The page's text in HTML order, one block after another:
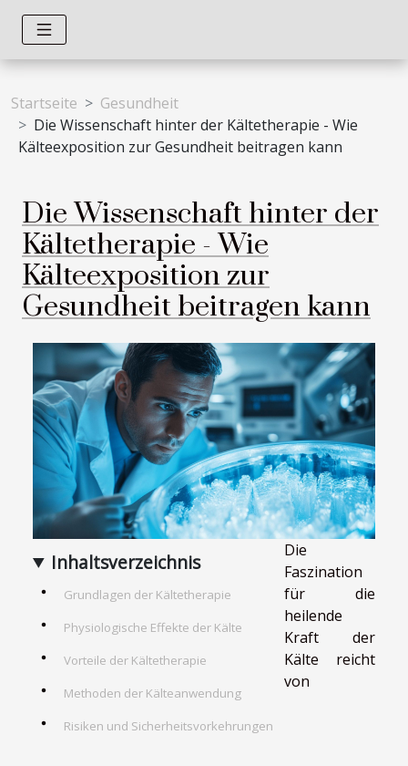
Startseite
Gesundheit
Die Wissenschaft hinter der Kältetherapie - Wie
Kälteexposition zur Gesundheit beitragen kann
Die Wissenschaft hinter der
Kältetherapie - Wie
Kälteexposition zur
Gesundheit beitragen kann
Inhaltsverzeichnis
Grundlagen der Kältetherapie
Physiologische Effekte der Kälte
Vorteile der Kältetherapie
Methoden der Kälteanwendung
Risiken und Sicherheitsvorkehrungen
Die
Faszination
für die
heilende
Kraft der
Kälte reicht
von